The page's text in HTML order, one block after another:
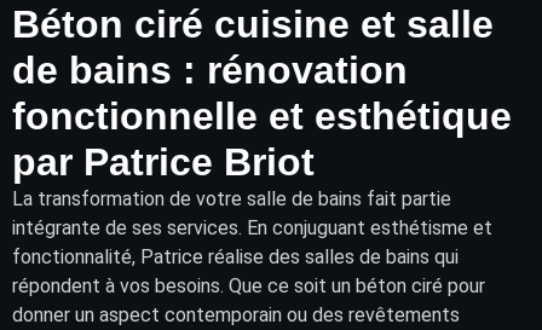
Béton ciré cuisine et salle
de bains : rénovation
fonctionnelle et esthétique
par Patrice Briot
La transformation de votre salle de bains fait partie
intégrante de ses services. En conjuguant esthétisme et
fonctionnalité, Patrice réalise des salles de bains qui
répondent à vos besoins. Que ce soit un béton ciré pour
donner un aspect contemporain ou des revêtements